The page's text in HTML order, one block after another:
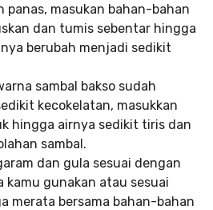
panas, masukan bahan-bahan
dan tumis sebentar hingga
berubah menjadi sedikit
sambal bakso sudah
kecokelatan, masukkan
hingga airnya sedikit tiris dan
sambal.
dan gula sesuai dengan
kamu gunakan atau sesuai
merata bersama bahan-bahan